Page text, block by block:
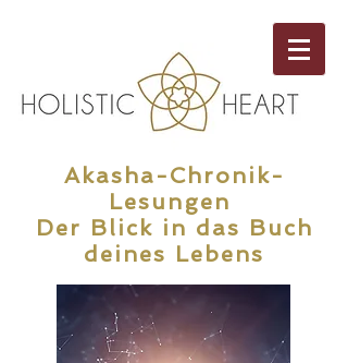
Akasha-Chronik-
Lesungen
Der Blick in das Buch
deines Lebens